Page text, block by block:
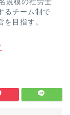
規模の社労士
るチーム制で
目指す。